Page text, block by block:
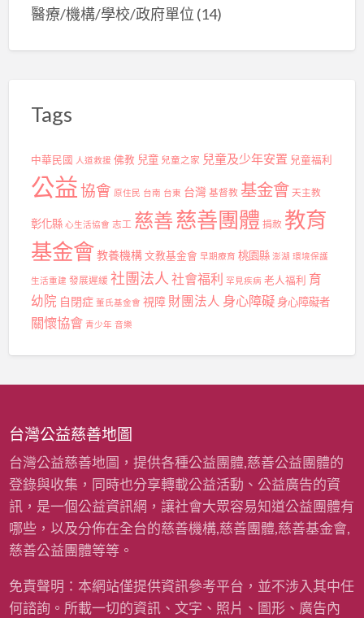
醫療/機構/學校/政府單位 (14)
Tags
中華民國 人道救援 佛教 兒童 兒童之家 兒童及少年安置 兒童福利
公益協會 原住民 台南 台東 台灣 基督教 基金會 天主教
彰化縣 心生活協會 志工 慈善慈善團體 捐款 教育
基金會教養機構 文教基金會 早期療育 桃園縣 澎湖 環境保護
生活重建 發展遲緩 社團法人 社會福利 罕見疾病 老人福利 育
幼院 自閉症 董氏基金會 視障 財團法人 身心障礙 身心障礙者
關懷協會 青少年 音樂
台灣公益慈善地圖
台灣公益慈善地圖，提供各種公益團體,慈善公益團體的
登錄與收集，同時也分享轉載公益活動、公益廣告的資
訊，是一個公益資訊網，讓社會大眾容易知道公益團體有
哪些，以及分佈在全台的慈善機構,慈善團體,慈善基金會,
慈善公益團體等等。
免責聲明：本網站僅提供資訊參考平台，並不涉入其中任
何諮詢。所載一切的資訊、文字、照片、圖形、廣告內